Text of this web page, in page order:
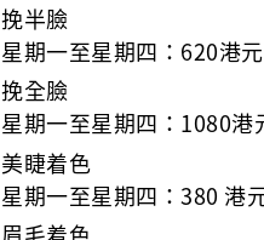
挽半臉
星期一至星期四：620港
挽全臉
星期一至星期四：1080
美睫着色
星期一至星期四：380 港